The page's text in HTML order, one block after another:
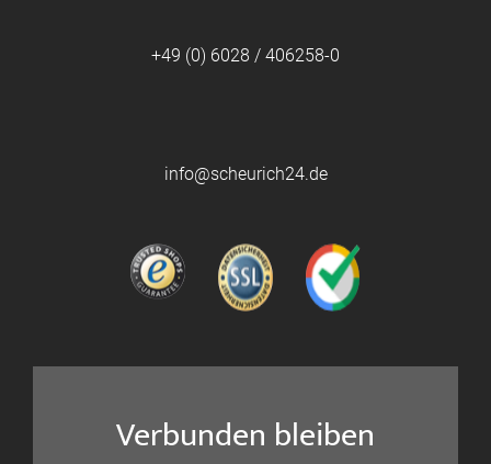
+49 (0) 6028 / 406258-0
info@scheurich24.de
Verbunden bleiben